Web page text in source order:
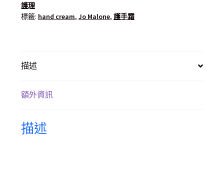
護理
標籤: hand cream, Jo Malone, 護手霜
描述
額外資訊
描述